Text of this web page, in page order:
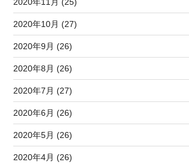
2020年10月 (27)
2020年9月 (26)
2020年8月 (26)
2020年7月 (27)
2020年6月 (26)
2020年5月 (26)
2020年4月 (26)